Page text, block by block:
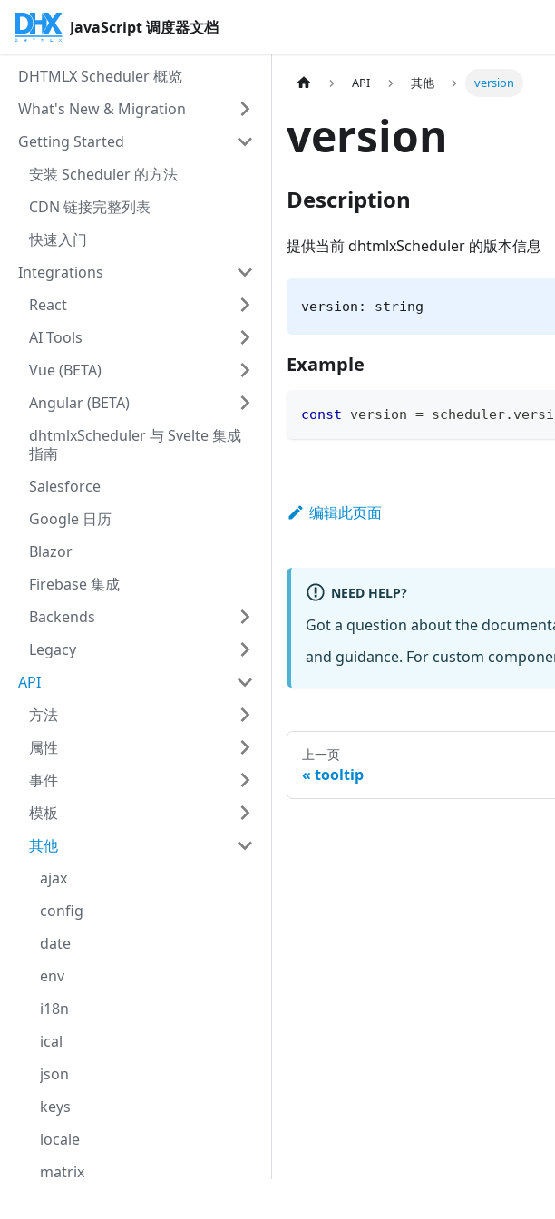
JavaScript 调度器文档
DHTMLX Scheduler 概览
What's New & Migration
Getting Started
安装 Scheduler 的方法
CDN 链接完整列表
快速入门
Integrations
React
AI Tools
Vue (BETA)
Angular (BETA)
dhtmlxScheduler 与 Svelte 集成
指南
Salesforce
Google 日历
Blazor
Firebase 集成
Backends
Legacy
API
方法
属性
事件
模板
其他
ajax
config
date
env
i18n
ical
json
keys
locale
matrix
API 其他 version
version
Description
提供当前 dhtmlxScheduler 的版本信息
version: string
Example
const version = scheduler.
编辑此页面
NEED HELP?
Got a question about the
and guidance. For custom
上一页
tooltip